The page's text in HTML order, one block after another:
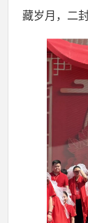
藏岁月，二